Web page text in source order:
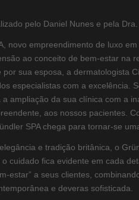
pelo Daniel Nunes e pela
novo empreendimento de luxo
ao conceito de bem-estar na
por sua esposa, a dermatologista
especialistas com a excelência.
a ampliação da sua clínica com a
aos nossos pacientes.
SPA chega para tornar-se
e tradição britânica, o
cuidado fica evidente em cada
estar” a seus clientes,
e deveras sofisticada.